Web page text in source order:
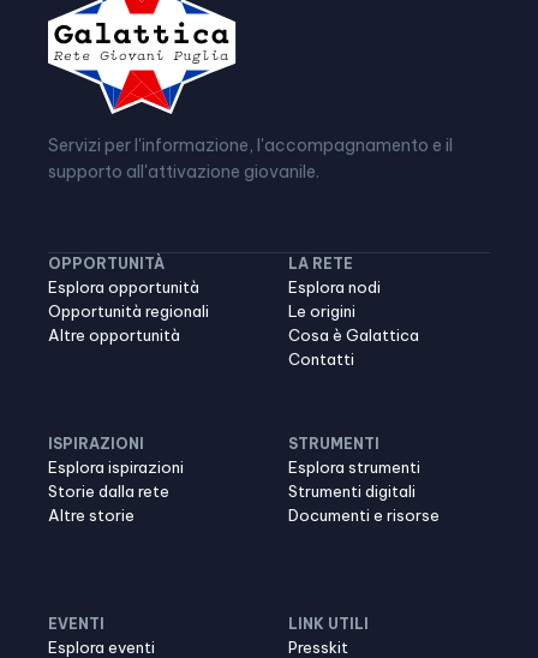
Servizi per l'informazione, l'accompagnamento e il
supporto all'attivazione giovanile.
OPPORTUNITÀ
Esplora opportunità
Opportunità regionali
Altre opportunità
LA RETE
Esplora nodi
Le origini
Cosa è Galattica
Contatti
ISPIRAZIONI
Esplora ispirazioni
Storie dalla rete
Altre storie
STRUMENTI
Esplora strumenti
Strumenti digitali
Documenti e risorse
EVENTI
Esplora eventi
LINK UTILI
Presskit